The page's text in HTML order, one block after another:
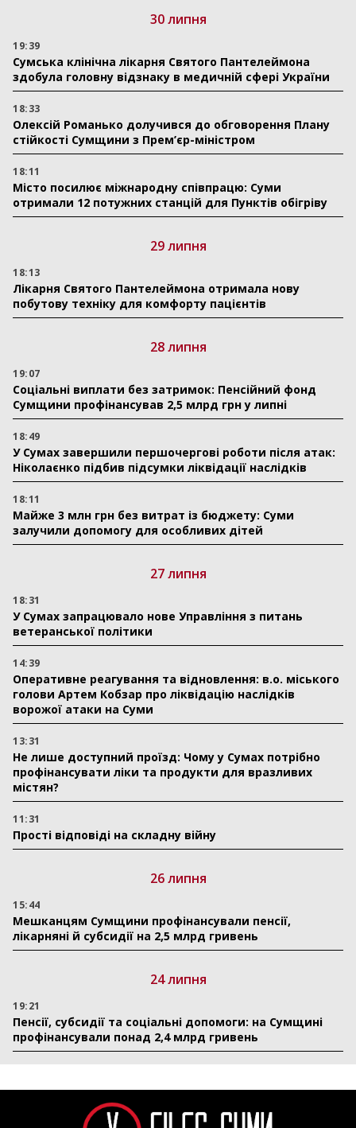
30 липня
19:39
Сумська клінічна лікарня Святого Пантелеймона
здобула головну відзнаку в медичній сфері України
18:33
Олексій Романько долучився до обговорення Плану
стійкості Сумщини з Прем’єр-міністром
18:11
Місто посилює міжнародну співпрацю: Суми
отримали 12 потужних станцій для Пунктів обігріву
29 липня
18:13
Лікарня Святого Пантелеймона отримала нову
побутову техніку для комфорту пацієнтів
28 липня
19:07
Соціальні виплати без затримок: Пенсійний фонд
Сумщини профінансував 2,5 млрд грн у липні
18:49
У Сумах завершили першочергові роботи після атак:
Ніколаєнко підбив підсумки ліквідації наслідків
18:11
Майже 3 млн грн без витрат із бюджету: Суми
залучили допомогу для особливих дітей
27 липня
18:31
У Сумах запрацювало нове Управління з питань
ветеранської політики
14:39
Оперативне реагування та відновлення: в.о. міського
голови Артем Кобзар про ліквідацію наслідків
ворожої атаки на Суми
13:31
Не лише доступний проїзд: Чому у Сумах потрібно
профінансувати ліки та продукти для вразливих
містян?
11:31
Прості відповіді на складну війну
26 липня
15:44
Мешканцям Сумщини профінансували пенсії,
лікарняні й субсидії на 2,5 млрд гривень
24 липня
19:21
Пенсії, субсидії та соціальні допомоги: на Сумщині
профінансували понад 2,4 млрд гривень